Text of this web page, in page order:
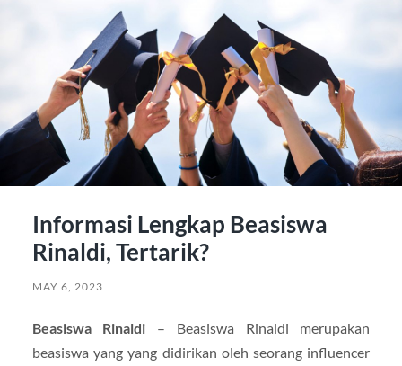
Informasi Lengkap Beasiswa
Rinaldi, Tertarik?
MAY 6, 2023
Beasiswa Rinaldi – Beasiswa Rinaldi merupakan
beasiswa yang yang didirikan oleh seorang influencer